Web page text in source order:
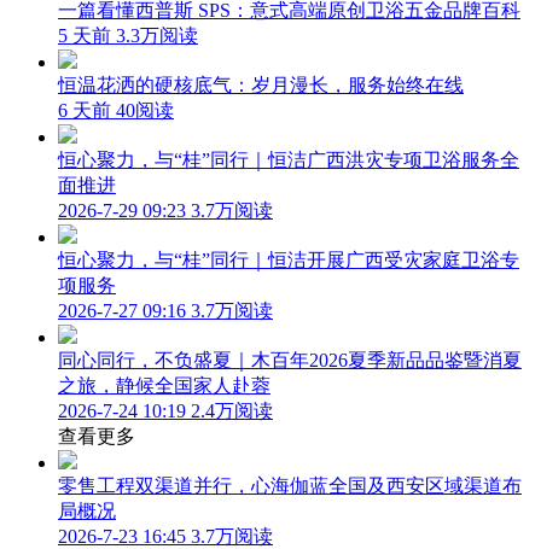
一篇看懂西普斯 SPS：意式高端原创卫浴五金品牌百科
5 天前 3.3万阅读
恒温花洒的硬核底气：岁月漫长，服务始终在线
6 天前 40阅读
恒心聚力，与“桂”同行｜恒洁广西洪灾专项卫浴服务全
面推进
2026-7-29 09:23 3.7万阅读
恒心聚力，与“桂”同行｜恒洁开展广西受灾家庭卫浴专
项服务
2026-7-27 09:16 3.7万阅读
同心同行，不负盛夏｜木百年2026夏季新品品鉴暨消夏
之旅，静候全国家人赴蓉
2026-7-24 10:19 2.4万阅读
查看更多
零售工程双渠道并行，心海伽蓝全国及西安区域渠道布
局概况
2026-7-23 16:45 3.7万阅读